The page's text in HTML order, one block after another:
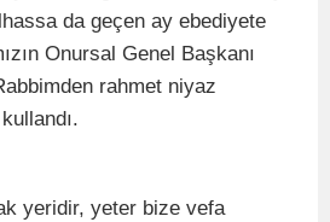
da geçen ay ebediyete
Onursal Genel Başkanı
rahmet niyaz
yeridir, yeter bize vefa